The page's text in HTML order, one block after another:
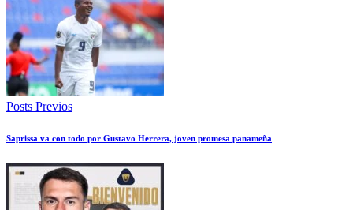
Posts Previos
Saprissa va con todo por Gustavo Herrera, joven promesa panameña